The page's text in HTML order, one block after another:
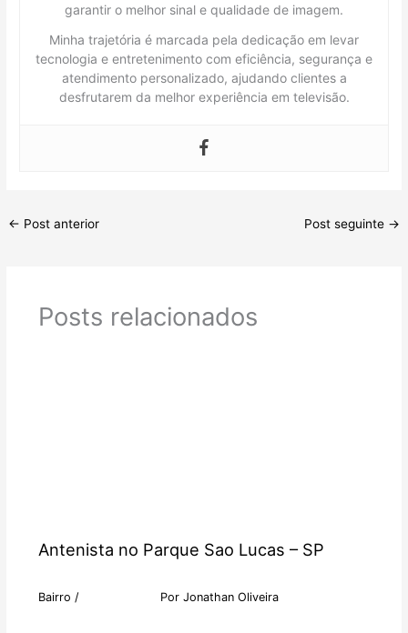
garantir o melhor sinal e qualidade de imagem.
Minha trajetória é marcada pela dedicação em levar
tecnologia e entretenimento com eficiência, segurança e
atendimento personalizado, ajudando clientes a
desfrutarem da melhor experiência em televisão.
← Post anterior Post seguinte →
Posts relacionados
Antenista no Parque Sao Lucas – SP
Bairro / Por Jonathan Oliveira